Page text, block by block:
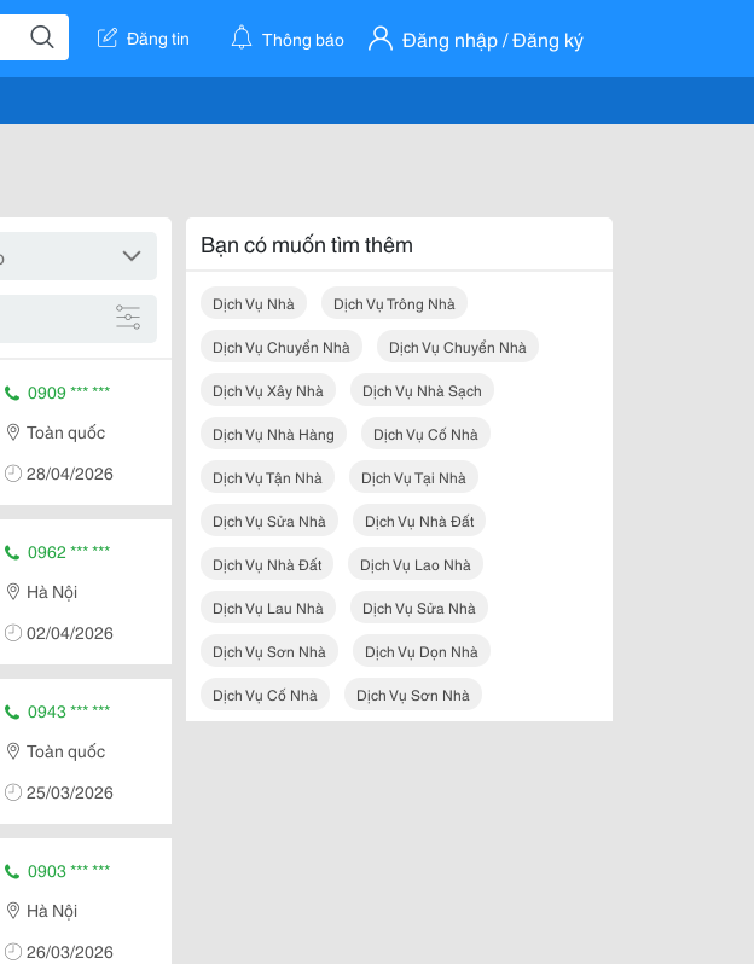
Đăng tin Thông báo Đăng nhập / Đăng ký
0909 *** ***
Toàn quốc
28/04/2026
0962 *** ***
Hà Nội
02/04/2026
0943 *** ***
Toàn quốc
25/03/2026
0903 *** ***
Hà Nội
26/03/2026
Bạn có muốn tìm thêm
Dịch Vụ Nhà Dịch Vụ Trông Nhà
Dịch Vụ Chuyển Nhà Dịch Vụ Chuyển Nhà
Dịch Vụ Xây Nhà Dịch Vụ Nhà Sạch
Dịch Vụ Nhà Hàng Dịch Vụ Cố Nhà
Dịch Vụ Tận Nhà Dịch Vụ Tại Nhà
Dịch Vụ Sửa Nhà Dịch Vụ Nhà Đất
Dịch Vụ Nhà Đất Dịch Vụ Lao Nhà
Dịch Vụ Lau Nhà Dịch Vụ Sửa Nhà
Dịch Vụ Sơn Nhà Dịch Vụ Dọn Nhà
Dịch Vụ Cố Nhà Dịch Vụ Sơn Nhà